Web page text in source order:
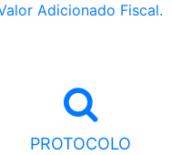
Adicionado Fiscal.
PROTOCOLO